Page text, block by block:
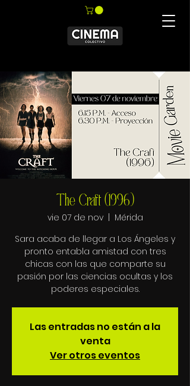
The Craft (1996)
vie 07 de nov
  |
Mérida
Sara acaba de llegar a Los Ángeles y
pronto entabla amistad con tres
chicas con las que comparte su
pasión por las ciencias ocultas y los
poderes especiales.
Las entradas no están a la
venta
Ver otros eventos